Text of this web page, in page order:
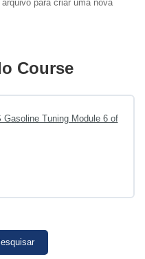
para criar uma nova
Course
Tuning Module 6 of